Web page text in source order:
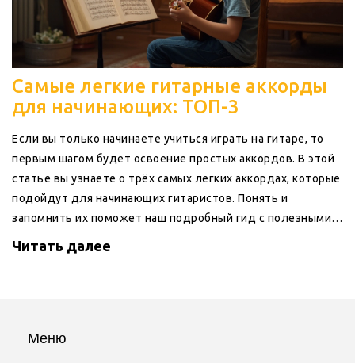
Самые легкие гитарные аккорды
для начинающих: ТОП-3
Если вы только начинаете учиться играть на гитаре, то
первым шагом будет освоение простых аккордов. В этой
статье вы узнаете о трёх самых легких аккордах, которые
подойдут для начинающих гитаристов. Понять и
запомнить их поможет наш подробный гид с полезными
Читать далее
Меню